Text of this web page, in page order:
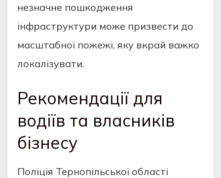
незначне пошкодження
інфраструктури може призвести до
масштабної пожежі, яку вкрай важко
локалізувати.
Рекомендації для
водіїв та власників
бізнесу
Поліція Тернопільської області